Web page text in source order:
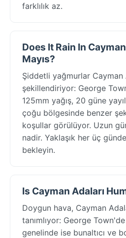
farklılık az.
Does It Rain In
Mayıs?
Şiddetli yağmurlar Cayman
şekillendiriyor: George
125mm yağış, 20 güne
çoğu bölgesinde benzer
koşullar görülüyor. Uzun
nadir. Yaklaşık her üç
bekleyin.
Is Cayman Adaları
Doygun hava, Cayman
tanımlıyor: George
genelinde ise bunaltıcı ve